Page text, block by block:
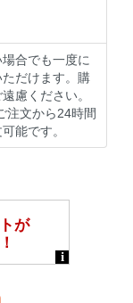
合でも一度に
だけます。購
慮ください。
注文から24時間
能です。